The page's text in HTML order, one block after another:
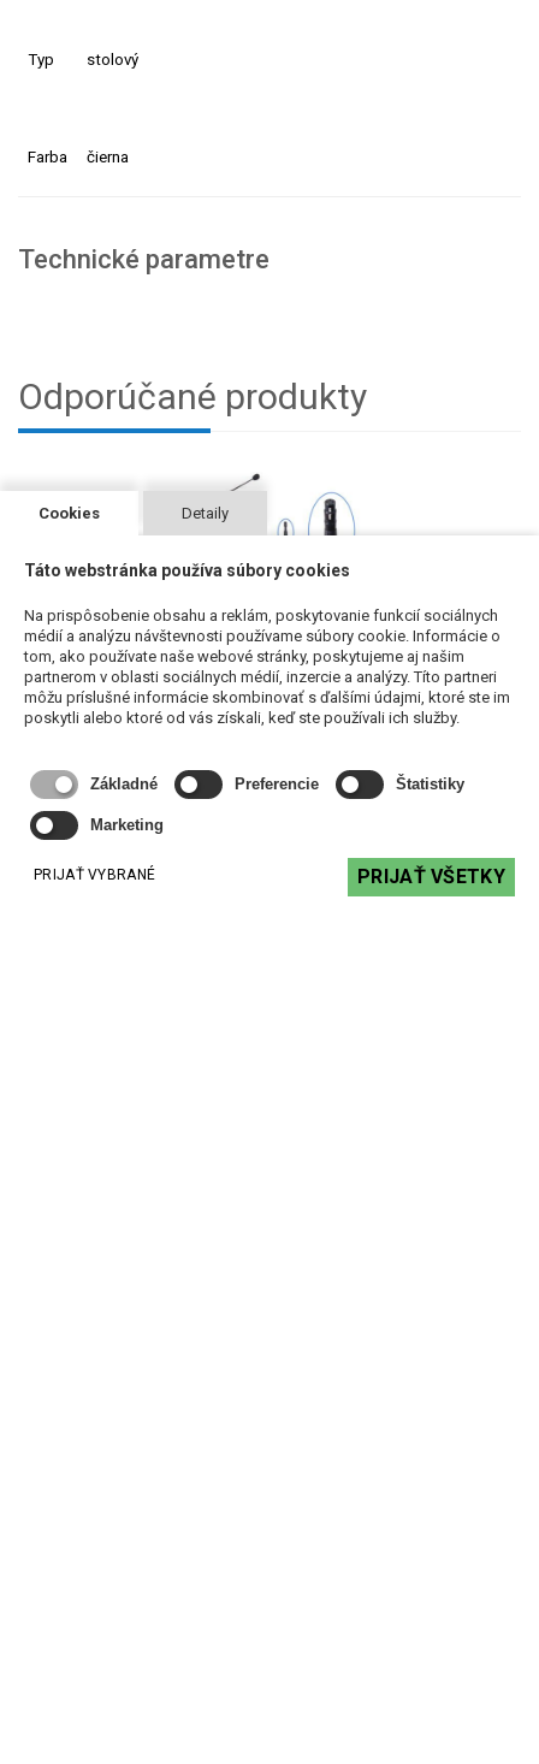
Typ stolový
Farba čierna
Technické parametre
Odporúčané produkty
K&M 26013 TM stand XLR – stojan s konektorom XLR
DO KOŠÍKA
Cookies Detaily
Táto webstránka používa súbory cookies
Na prispôsobenie obsahu a reklám, poskytovanie funkcií sociálnych
médií a analýzu návštevnosti používame súbory cookie. Informácie o
tom, ako používate naše webové stránky, poskytujeme aj našim
partnerom v oblasti sociálnych médií, inzercie a analýzy. Títo partneri
môžu príslušné informácie skombinovať s ďalšími údajmi, ktoré ste im
poskytli alebo ktoré od vás získali, keď ste používali ich služby.
Základné Preferencie Štatistiky
Marketing
PRIJAŤ VYBRANÉ PRIJAŤ VŠETKY